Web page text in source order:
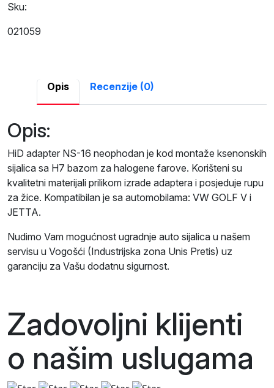
Sku:
021059
Opis Recenzije (0)
Opis:
HiD adapter NS-16 neophodan je kod montaže ksenonskih
sijalica sa H7 bazom za halogene farove. Korišteni su
kvalitetni materijali prilikom izrade adaptera i posjeduje rupu
za žice. Kompatibilan je sa automobilama: VW GOLF V i
JETTA.
Nudimo Vam mogućnost ugradnje auto sijalica u našem
servisu u Vogošći (Industrijska zona Unis Pretis) uz
garanciju za Vašu dodatnu sigurnost.
Zadovoljni klijenti
o našim uslugama